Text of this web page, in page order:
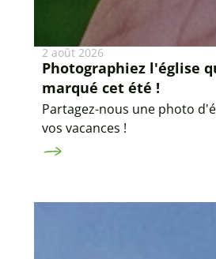
2 août 2026
Photographiez l'église
marqué cet été !
Partagez-nous une photo
vos vacances !